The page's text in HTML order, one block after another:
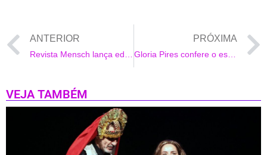
ANTERIOR PRÓXIMA
Gloria Pires confere o espetaculo A Casa da Sogra
VEJA TAMBÉM